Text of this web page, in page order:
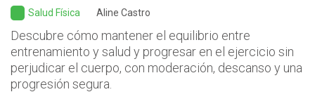
Salud Física Aline Castro
Descubre cómo mantener el equilibrio entre
entrenamiento y salud y progresar en el ejercicio sin
perjudicar el cuerpo, con moderación, descanso y una
progresión segura.